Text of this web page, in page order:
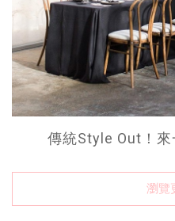
傳統Style Out！來
瀏覽